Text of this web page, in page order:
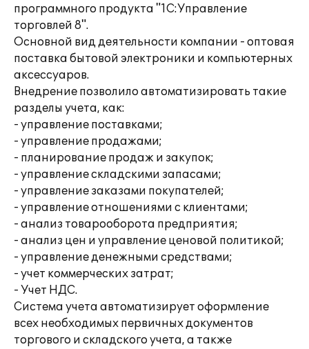
программного продукта "1С:Управление
торговлей 8".
Основной вид деятельности компании - оптовая
поставка бытовой электроники и компьютерных
аксессуаров.
Внедрение позволило автоматизировать такие
разделы учета, как:
- управление поставками;
- управление продажами;
- планирование продаж и закупок;
- управление складскими запасами;
- управление заказами покупателей;
- управление отношениями с клиентами;
- анализ товарооборота предприятия;
- анализ цен и управление ценовой политикой;
- управление денежными средствами;
- учет коммерческих затрат;
- Учет НДС.
Система учета автоматизирует оформление
всех необходимых первичных документов
торгового и складского учета, а также